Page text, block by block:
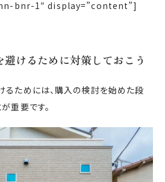
bnr-1″ display=”content”]
けるために対策しておこう
ためには、購入の検討を始めた段
重要です。